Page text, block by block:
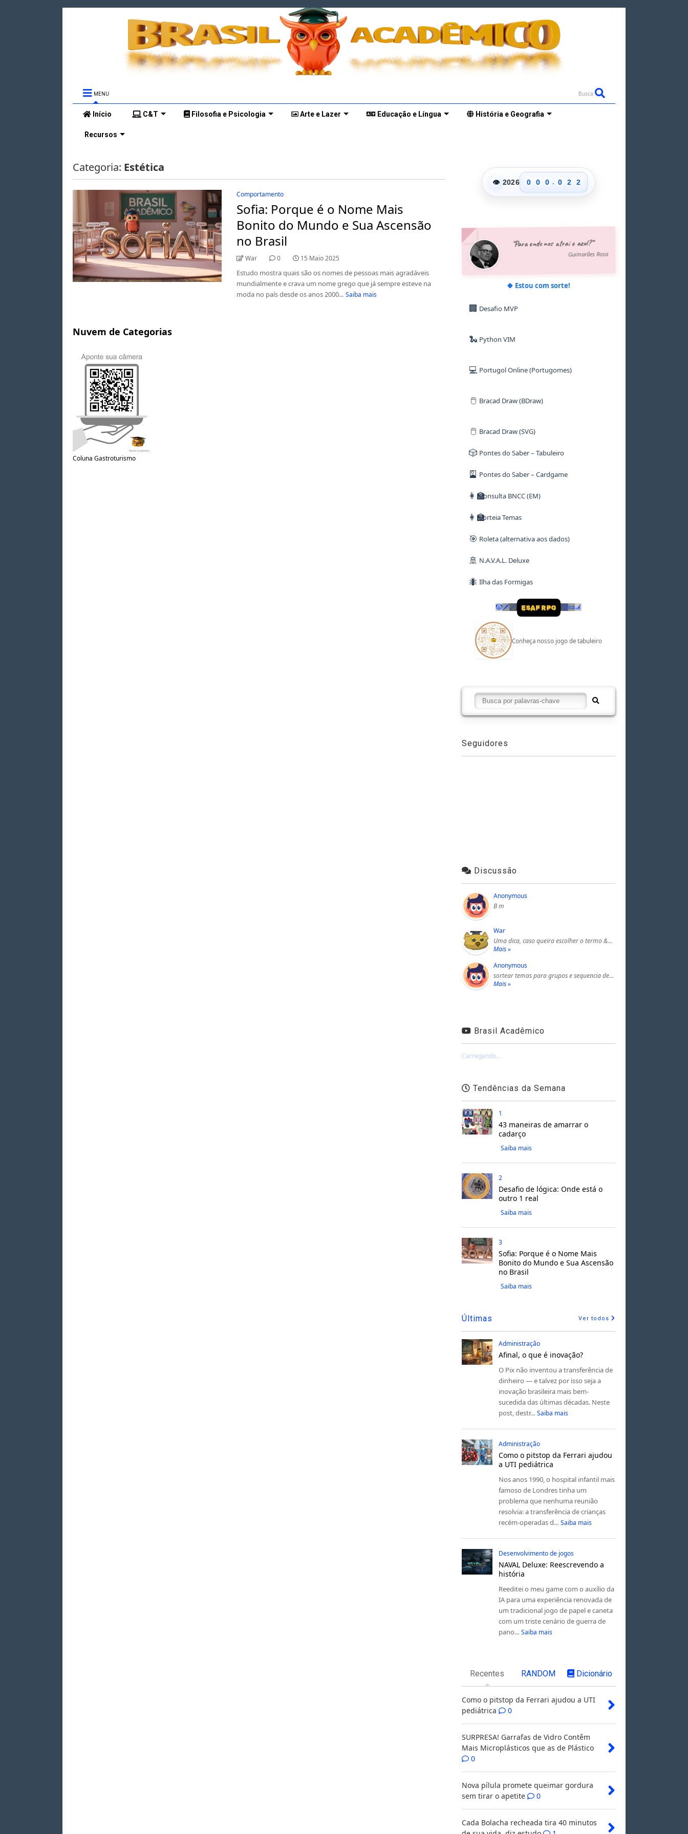
MENU Busca
Início C&T Filosofia e Psicologia Arte e Lazer Educação e Língua História e Geografia
Recursos
Categoria: Estética
Comportamento
Sofia: Porque é o Nome Mais
Bonito do Mundo e Sua Ascensão
no Brasil
War 0 15 Maio 2025
Estudo mostra quais são os nomes de pessoas mais agradáveis
mundialmente e crava um nome grego que já sempre esteve na
moda no país desde os anos 2000... Saiba mais
Nuvem de Categorias
Coluna Gastroturismo
👁 2026
0
1
6
0
1
6
0
1
6
. 0
1
6
1
2
3
8
9
1
2
3
8
9
“Para onde nos atrai o azul?”
Guimarães Rosa
🍀 Estou com sorte!
🏢 Desafio MVP
🐍 Python VIM
💻 Portugol Online (Portugomes)
🖱️ Bracad Draw (BDraw)
🖱️ Bracad Draw (SVG)
🎲 Pontes do Saber – Tabuleiro
🎴 Pontes do Saber – Cardgame
👩‍🏫Consulta BNCC (EM)
👩‍🏫Sorteia Temas
🎯 Roleta (alternativa aos dados)
🚢 N.A.V.A.L. Deluxe
🐜 Ilha das Formigas
🤡🗡🪄 ESAF RPG 👹📜🦼
Conheça nosso jogo de tabuleiro
Seguidores
Discussão
Anonymous
B m
War
Uma dica, caso queira escolher o termo &…
Mais »
Anonymous
sortear temas para grupos e sequencia de…
Mais »
Brasil Acadêmico
Carregando...
Tendências da Semana
1
43 maneiras de amarrar o
cadarço
Saiba mais
2
Desafio de lógica: Onde está o
outro 1 real
Saiba mais
3
Sofia: Porque é o Nome Mais
Bonito do Mundo e Sua Ascensão
no Brasil
Saiba mais
Últimas Ver todos
Administração
Afinal, o que é inovação?
O Pix não inventou a transferência de
dinheiro — e talvez por isso seja a
inovação brasileira mais bem-
sucedida das últimas décadas. Neste
post, destr... Saiba mais
Administração
Como o pitstop da Ferrari ajudou
a UTI pediátrica
Nos anos 1990, o hospital infantil mais
famoso de Londres tinha um
problema que nenhuma reunião
resolvia: a transferência de crianças
recém-operadas d... Saiba mais
Desenvolvimento de jogos
NAVAL Deluxe: Reescrevendo a
história
Reeditei o meu game com o auxílio da
IA para uma experiência renovada de
um tradicional jogo de papel e caneta
com um triste cenário de guerra de
pano... Saiba mais
Recentes RANDOM Dicionário
Como o pitstop da Ferrari ajudou a UTI
pediátrica
0
SURPRESA! Garrafas de Vidro Contêm
Mais Microplásticos que as de Plástico
0
Nova pílula promete queimar gordura
sem tirar o apetite
0
Cada Bolacha recheada tira 40 minutos